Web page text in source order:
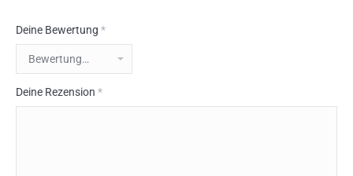
Deine Bewertung *
Deine Rezension *